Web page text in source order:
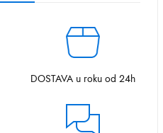
DOSTAVA u roku od 24h